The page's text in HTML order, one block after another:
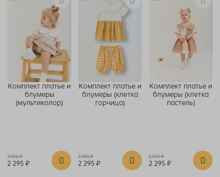
Комплект платье и
блумеры
(мультиколор)
2 550 ₽
2 295 ₽
Комплект платье и
блумеры (клетка
горчица)
2 550 ₽
2 295 ₽
Комплект платье и
блумеры (клетка
пастель)
2 550 ₽
2 295 ₽